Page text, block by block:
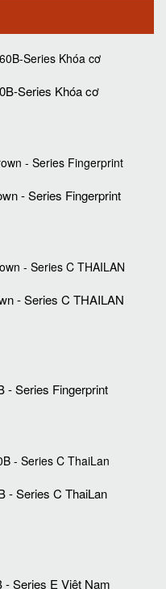
Series Khóa cơ
- Series Fingerprint
- Series C THAILAN